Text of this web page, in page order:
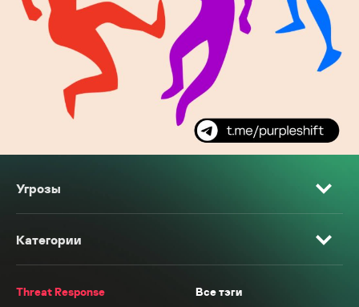
Угрозы
Категории
Threat Response
Все тэги